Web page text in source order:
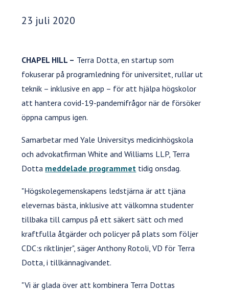
Publiceringsdatum:
23 juli 2020
CHAPEL HILL – Terra Dotta, en startup som
fokuserar på programledning för universitet, rullar ut
teknik – inklusive en app – för att hjälpa högskolor
att hantera covid-19-pandemifrågor när de försöker
öppna campus igen.
Samarbetar med Yale Universitys medicinhögskola
och advokatfirman White and Williams LLP, Terra
Dotta meddelade programmet tidig onsdag.
"Högskolegemenskapens ledstjärna är att tjäna
elevernas bästa, inklusive att välkomna studenter
tillbaka till campus på ett säkert sätt och med
kraftfulla åtgärder och policyer på plats som följer
CDC:s riktlinjer", säger Anthony Rotoli, VD för Terra
Dotta, i tillkännagivandet.
"Vi är glada över att kombinera Terra Dottas